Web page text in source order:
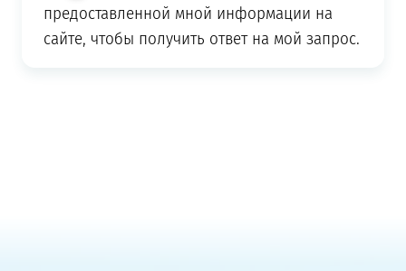
предоставленной мной информации на
сайте, чтобы получить ответ на мой запрос.